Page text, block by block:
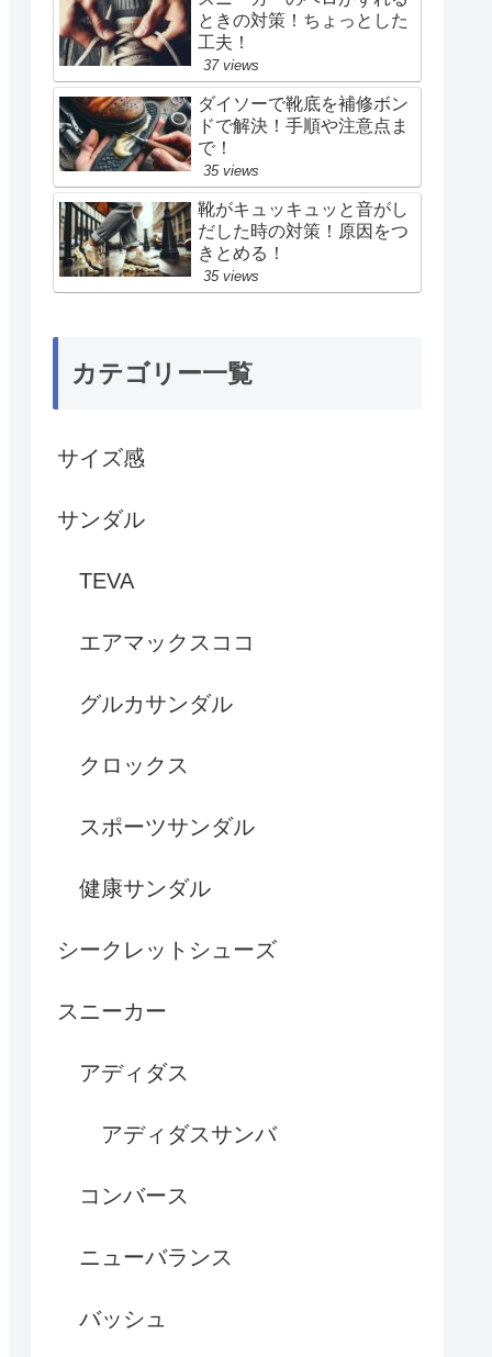
ときの対策！ちょっとした
工夫！
37 views
ダイソーで靴底を補修ボン
ドで解決！手順や注意点ま
で！
35 views
靴がキュッキュッと音がし
だした時の対策！原因をつ
きとめる！
35 views
カテゴリー一覧
サイズ感
サンダル
TEVA
エアマックスココ
グルカサンダル
クロックス
スポーツサンダル
健康サンダル
シークレットシューズ
スニーカー
アディダス
アディダスサンバ
コンバース
ニューバランス
バッシュ